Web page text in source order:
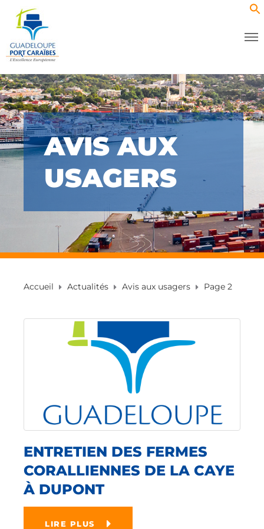
AVIS AUX
USAGERS
Accueil Actualités Avis aux usagers Page 2
ENTRETIEN DES FERMES
CORALLIENNES DE LA CAYE
À DUPONT
LIRE PLUS